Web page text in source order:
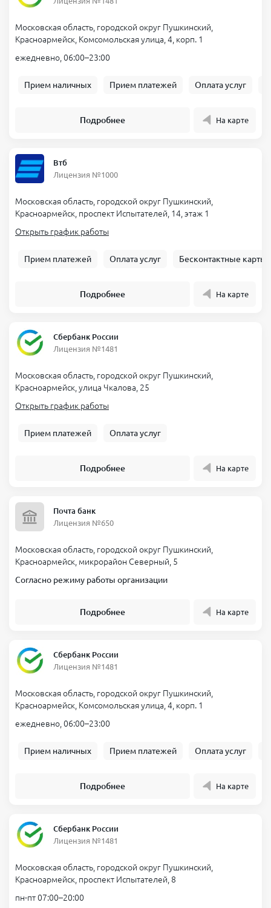
Московская область, городской округ Пушкинский,
Красноармейск, Комсомольская улица, 4, корп. 1
ежедневно, 06:00–23:00
Прием наличных Прием платежей Оплата услуг
Подробнее На карте
Втб
Лицензия №1000
Московская область, городской округ Пушкинский,
Красноармейск, проспект Испытателей, 14, этаж 1
Открыть график работы
Прием платежей Оплата услуг Бесконтактные карты
Подробнее На карте
Сбербанк России
Лицензия №1481
Московская область, городской округ Пушкинский,
Красноармейск, улица Чкалова, 25
Открыть график работы
Прием платежей Оплата услуг
Подробнее На карте
Почта банк
Лицензия №650
Московская область, городской округ Пушкинский,
Красноармейск, микрорайон Северный, 5
Согласно режиму работы организации
Подробнее На карте
Сбербанк России
Лицензия №1481
Московская область, городской округ Пушкинский,
Красноармейск, Комсомольская улица, 4, корп. 1
ежедневно, 06:00–23:00
Прием наличных Прием платежей Оплата услуг
Подробнее На карте
Сбербанк России
Лицензия №1481
Московская область, городской округ Пушкинский,
Красноармейск, проспект Испытателей, 8
пн-пт 07:00–20:00